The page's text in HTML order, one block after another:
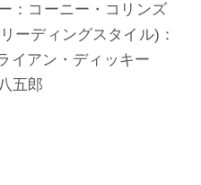
：コーニー・コリンズ
ーディングスタイル)：
イアン・ディッキー
五郎